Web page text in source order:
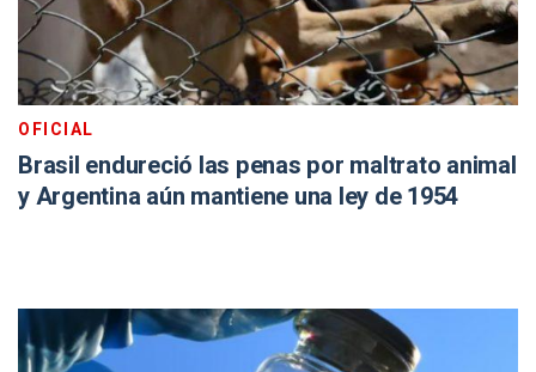
OFICIAL
Brasil endureció las penas por maltrato animal
y Argentina aún mantiene una ley de 1954